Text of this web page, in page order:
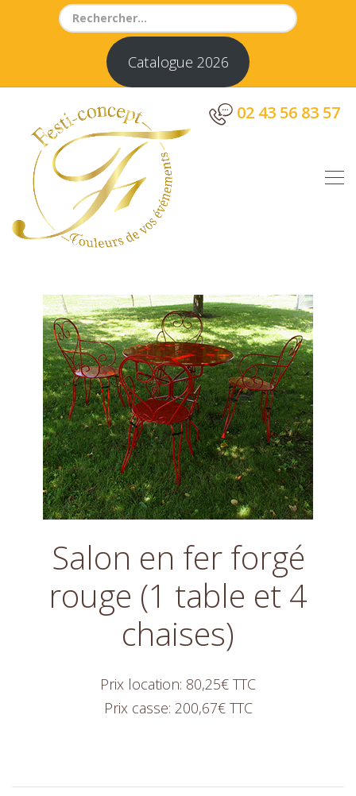
Search
Catalogue 2026
02 43 56 83 57
Salon en fer forgé
rouge (1 table et 4
chaises)
Prix location: 80,25€ TTC
Prix casse: 200,67€ TTC